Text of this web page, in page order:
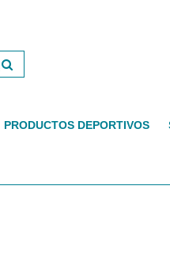
PRODUCTOS DEPORTIVOS